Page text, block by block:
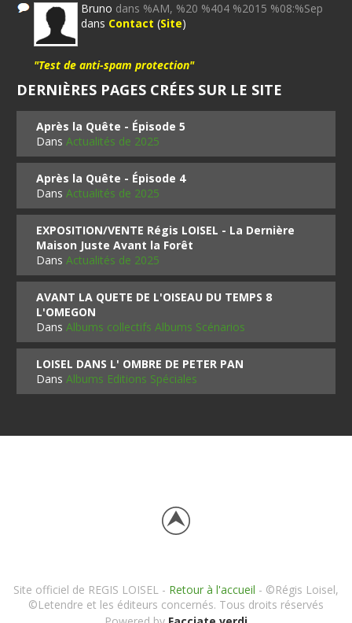
Bruno dans %AM, %20 %404 %2015 %08:%Sep
dans Contact (Site)
"Test de anti-spam protection"
DERNIÈRES PAGES CRÉES SUR LE SITE
Après la Quête - Épisode 5
DansActualités de 2025
Après la Quête - Épisode 4
DansActualités de 2025
EXPOSITION/VENTE Régis LOISEL - La Dernière
Maison Juste Avant la Forêt
DansActualités de 2025
AVANT LA QUETE DE L'OISEAU DU TEMPS 8
L'OMEGON
DansAlbums collectifs Albums Scénarios
LOISEL DANS L' OMBRE DE PETER PAN
DansAlbums Editions Spéciales
Site officiel de REGIS LOISEL - Retour à l'accueil - ©Régis Loisel,
©Letendre et les éditeurs concernés. Tous droits réservés